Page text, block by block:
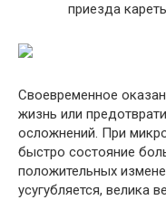
приезда
Своевременное
жизнь или
осложнений. При
быстро состояние
положительных
усугубляется, велика